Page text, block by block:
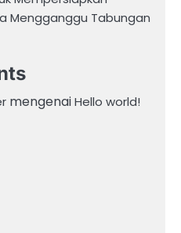
Mengganggu Tabungan
mengenaiHello world!